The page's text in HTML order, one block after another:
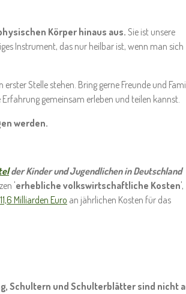
Körper hinaus aus.Sie ist unsere
Instrument, das nur heilbar ist, wenn man sich
Stelle stehen. Bring gerne Freunde und
gemeinsam erleben und teilen kannst.
werden.
der Kinder und Jugendlichen in Deutschland
'erhebliche volkswirtschaftliche Kosten',
11,6 Milliarden Euro an jährlichen Kosten für das
Schultern und Schulterblätter sind nicht